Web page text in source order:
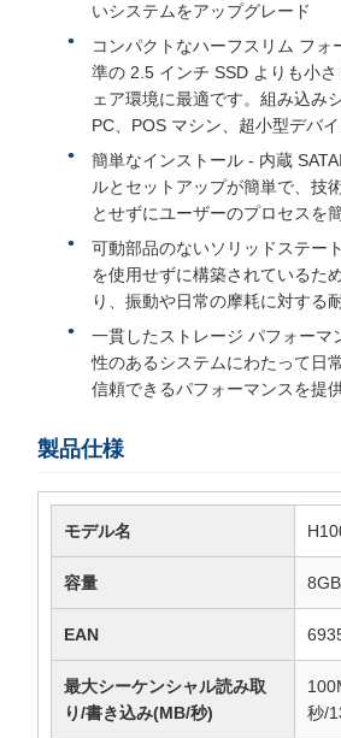
いシステムをアップグレード
コンパクトなハーフスリム フォ
準の 2.5 インチ SSD よりも小
ェア環境に最適です。組み込み
PC、POS マシン、超小型デバイ
簡単なインストール - 内蔵
ルとセットアップが簡単で、技
とせずにユーザーのプロセスを
可動部品のないソリッドステー
を使用せずに構築されているた
り、振動や日常の摩耗に対する
一貫したストレージ パフォーマ
性のあるシステムにわたって日
信頼できるパフォーマンスを提
製品仕様
モデル名
容量 8GB
EAN
最大シーケンシャル読み取
り/書き込み(MB/秒)
秒/